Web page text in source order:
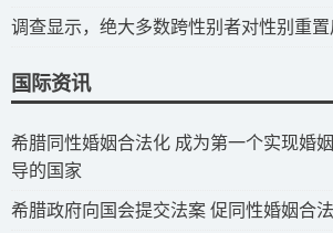
调查显示，绝大多数跨性别者对性别重
国际资讯
希腊同性婚姻合法化 成为第一个实现婚
导的国家
希腊政府向国会提交法案 促同性婚姻合